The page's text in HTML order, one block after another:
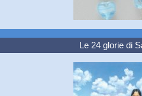
Le 24 glorie di